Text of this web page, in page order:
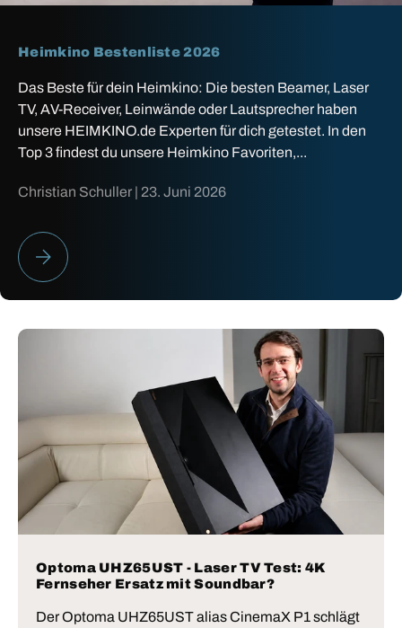
Heimkino Bestenliste 2026
Das Beste für dein Heimkino: Die besten Beamer, Laser
TV, AV-Receiver, Leinwände oder Lautsprecher haben
unsere HEIMKINO.de Experten für dich getestet. In den
Top 3 findest du unsere Heimkino Favoriten,...
Christian Schuller | 23. Juni 2026
HEIMKINO BESTENLISTE 2026
Optoma UHZ65UST - Laser TV Test: 4K
Fernseher Ersatz mit Soundbar?
Der Optoma UHZ65UST alias CinemaX P1 schlägt